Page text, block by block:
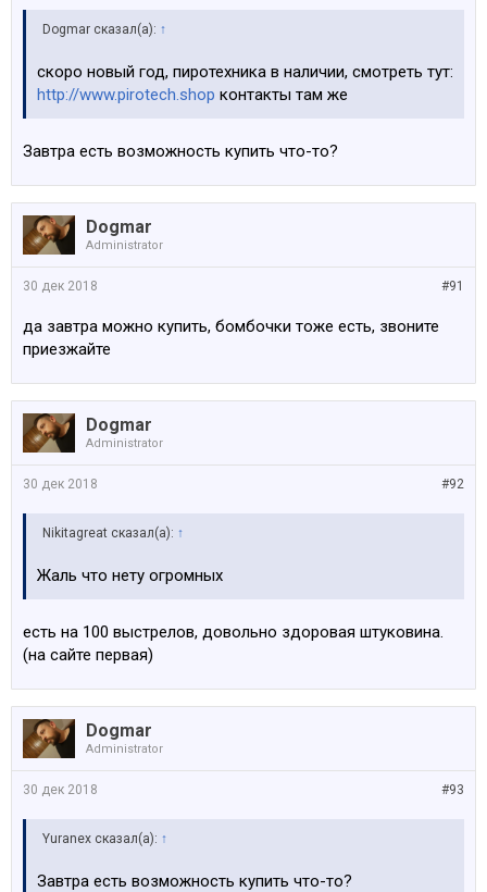
Dogmar сказал(а): ↑
скоро новый год, пиротехника в наличии, смотреть тут:
http://www.pirotech.shop контакты там же
Завтра есть возможность купить что-то?
Dogmar
Administrator
#91
30 дек 2018
да завтра можно купить, бомбочки тоже есть, звоните
приезжайте
Dogmar
Administrator
#92
30 дек 2018
Nikitagreat сказал(а): ↑
Жаль что нету огромных
есть на 100 выстрелов, довольно здоровая штуковина.
(на сайте первая)
Dogmar
Administrator
#93
30 дек 2018
Yuranex сказал(а): ↑
Завтра есть возможность купить что-то?